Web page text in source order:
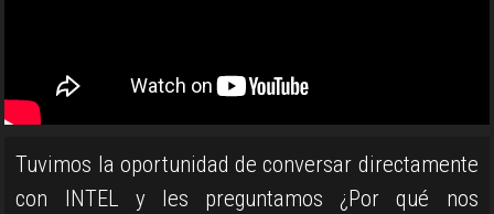
Tuvimos la oportunidad de conversar directamente
con INTEL y les preguntamos ¿Por qué nos